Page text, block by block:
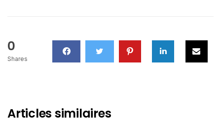
0
Shares
Articles similaires